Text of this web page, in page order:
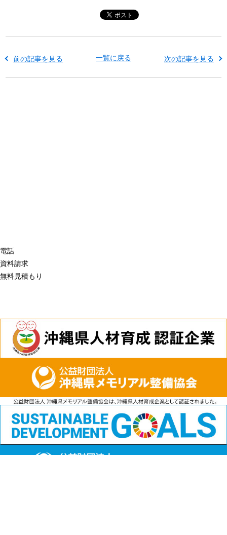
前の記事を見る 一覧に戻る 次の記事を見る
電話
資料請求
無料見積もり